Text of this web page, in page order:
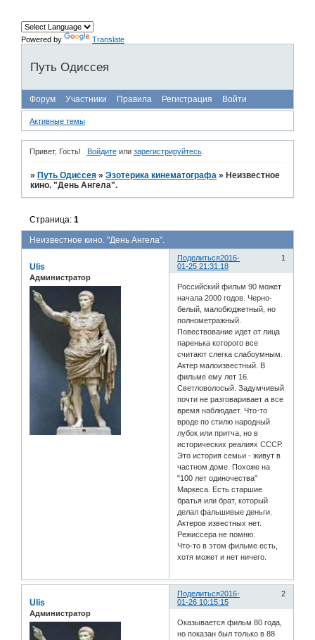
Powered by Translate
Путь Одиссея
Форум Участники Правила Регистрация Войти
Активные темы
Привет, Гость! Войдитеили зарегистрируйтесь.
» Путь Одиссея »Эзотерика кинематографа » Неизвестное
кино. "День Ангела".
Неизвестное кино. "День Ангела".
Страница:1
Поделиться 1
2016-
01-25 21:31:18
Ulis
Администратор
Российский фильм 90 может
начала 2000 годов. Черно-
белый, малобюджетный, но
полнометражный.
Повествование идет от лица
паренька которого все
считают слегка слабоумным.
Актер малоизвестный. В
фильме ему лет 16.
Светловолосый. Задумчивый
почти не разговаривает а все
время наблюдает. Что-то
вроде по стилю народный
лубок или притча, но в
исторических реалиях СССР.
Это история семьи - живут в
частном доме. Похоже на
"100 лет одиночества"
Маркеса. Есть старшие
братья или брат, который
делал фальшивые деньги.
Актеров известных нет.
Режиссера не помню.
Что-то в этом фильме есть,
хотя может и нет ничего.
Поделиться 2
2016-
01-26 10:15:15
Ulis
Администратор
Оказывается фильм 80 года,
но показан был только в 88